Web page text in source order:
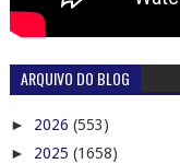
ARQUIVO DO BLOG
► 2026 (553)
► 2025 (1658)